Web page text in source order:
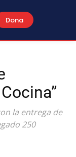
Dona
la entrega de
250